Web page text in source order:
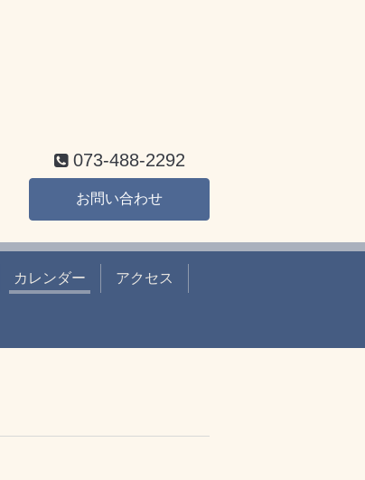
073-488-2292
お問い合わせ
カレンダー アクセス